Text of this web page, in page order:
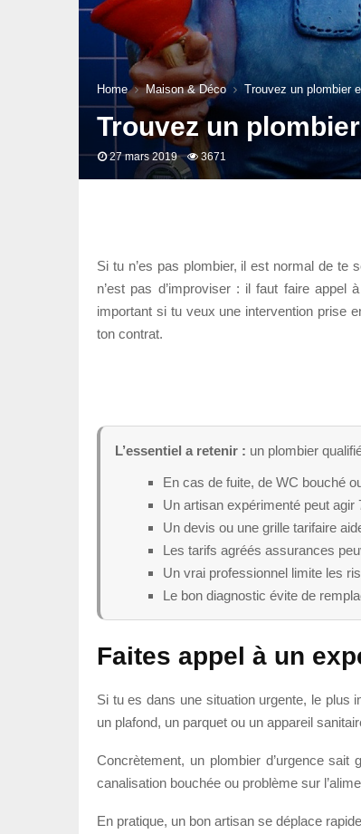
Home Maison & Déco Trouvez un plombier
Trouvez un
27 mars 2019 3671
Si tu n’es pas plombier, il est normal de te
n’est pas d’improviser : il faut faire appel
important si tu veux une intervention prise
ton contrat.
L’essentiel a retenir : un plombier
En cas de fuite, de WC bouché
Un artisan expérimenté peut
Un devis ou une grille tarifaire
Les tarifs agréés assurances
Un vrai professionnel limite les
Le bon diagnostic évite de
Faites appel à un
Si tu es dans une situation urgente, le plus
un plafond, un parquet ou un appareil
Concrètement, un plombier d’urgence
canalisation bouchée ou problème sur
En pratique, un bon artisan se déplace